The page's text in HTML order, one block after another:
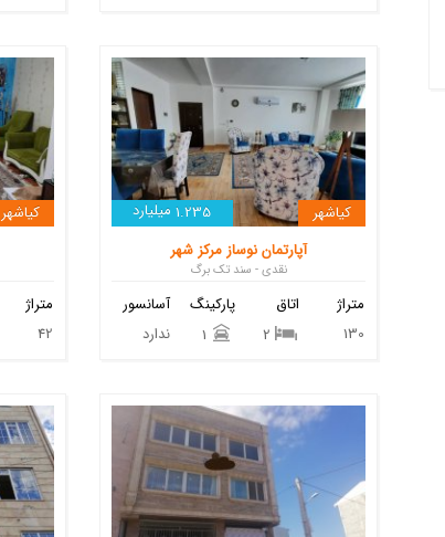
کیاشهر
متراژ
42
1.235میلیارد
کیاشهر
آپارتمان نوساز مرکز شهر
نقدی - سند تک برگ
آسانسور
ندارد
پارکینگ
اتاق
2
متراژ
130